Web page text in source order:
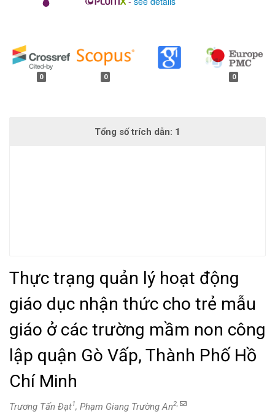
0 0 0
Thực trạng quản lý hoạt động
giáo dục nhận thức cho trẻ mẫu
giáo ở các trường mầm non công
lập quận Gò Vấp, Thành Phố Hồ
Chí Minh
Trương Tấn Đạt1, Phạm Giang Trường An2,